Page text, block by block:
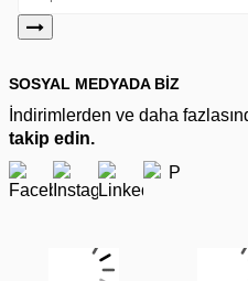
SOSYAL MEDYADA BİZ
İndirimlerden ve daha
takip edin.